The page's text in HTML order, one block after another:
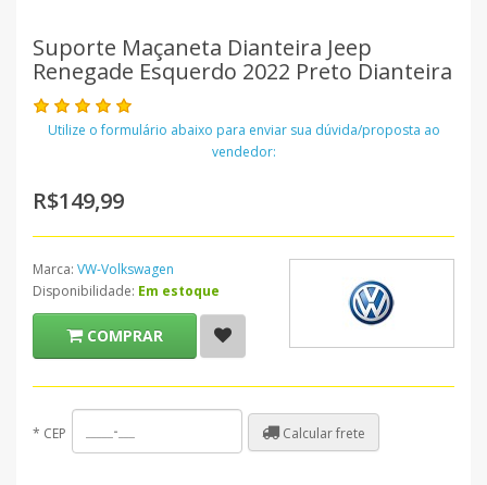
Suporte Maçaneta Dianteira Jeep
Renegade Esquerdo 2022 Preto Dianteira
Utilize o formulário abaixo para enviar sua dúvida/proposta ao
vendedor:
R$149,99
Marca: VW-Volkswagen
Disponibilidade: Em estoque
COMPRAR
* CEP Calcular frete